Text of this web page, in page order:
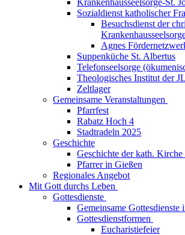
Sozialdienst katholischer
Besuchsdienst der
Agnes
Suppenküche St. Albertus
Telefonseelsorge
Theologisches Institut der
Zeltlager
Gemeinsame Veranstaltungen
Pfarrfest
Rabatz Hoch 4
Stadtradeln 2025
Geschichte
Geschichte der kath. Kirche
Pfarrer in Gießen
Regionales Angebot
Mit Gott durchs Leben
Gottesdienste
Gemeinsame Gottesdienste
Gottesdienstformen
Eucharistiefeier